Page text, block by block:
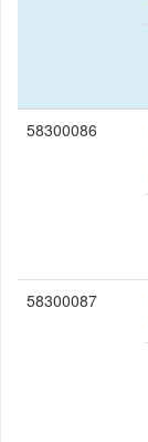
58300086
58300087